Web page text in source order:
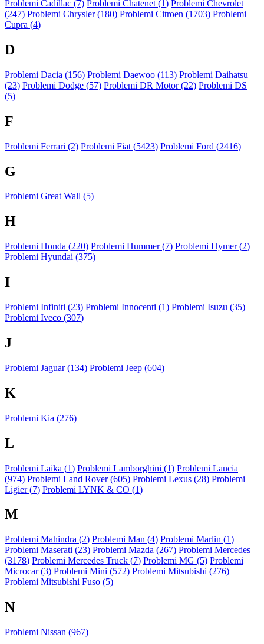
Problemi Cadillac (7) Problemi Chatenet (1) Problemi Chevrolet
(247) Problemi Chrysler (180) Problemi Citroen (1703) Problemi
Cupra (4)
D
Problemi Dacia (156) Problemi Daewoo (113) Problemi Daihatsu
(23) Problemi Dodge (57) Problemi DR Motor (22) Problemi DS
(5)
F
Problemi Ferrari (2) Problemi Fiat (5423) Problemi Ford (2416)
G
Problemi Great Wall (5)
H
Problemi Honda (220) Problemi Hummer (7) Problemi Hymer (2)
Problemi Hyundai (375)
I
Problemi Infiniti (23) Problemi Innocenti (1) Problemi Isuzu (35)
Problemi Iveco (307)
J
Problemi Jaguar (134) Problemi Jeep (604)
K
Problemi Kia (276)
L
Problemi Laika (1) Problemi Lamborghini (1) Problemi Lancia
(974) Problemi Land Rover (605) Problemi Lexus (28) Problemi
Ligier (7) Problemi LYNK & CO (1)
M
Problemi Mahindra (2) Problemi Man (4) Problemi Marlin (1)
Problemi Maserati (23) Problemi Mazda (267) Problemi Mercedes
(3178) Problemi Mercedes Truck (7) Problemi MG (5) Problemi
Microcar (3) Problemi Mini (572) Problemi Mitsubishi (276)
Problemi Mitsubishi Fuso (5)
N
Problemi Nissan (967)